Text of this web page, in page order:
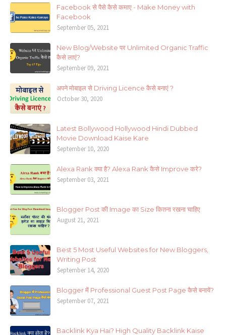
Facebook से पैसे कैसे कमाए - Make Money with
Facebook
September 05, 2021
New Blog/Website पर Unlimited Organic Traffic
कैसे लाएं?
September 09, 2021
अपने मोबाइल से Driving Licence कैसे बनाएं ?
October 30, 2020
Latest Bollywood Hollywood Hindi Dubbed
Movie Download Kaise Kare
September 10, 2020
Alexa Rank क्या है? Alexa Rank कैसे Improve करे?
September 03, 2021
Blogger Post की Image का Size कितना रखना चाहिए
August 21, 2021
Best 5 Most Useful Websites for New Bloggers,
Writing Post
September 14, 2020
Blogger में Professional Guest Post Page कैसे बनायें?
September 07, 2021
Backlink Kya Hai? High Quality Backlink Kaise